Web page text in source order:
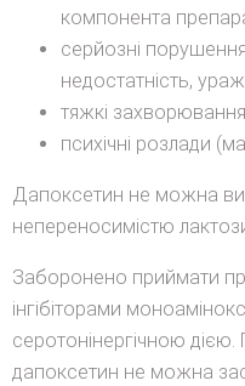
компонента
серйозні
недостатність,
тяжкі
психічні розлади
Дапоксетин не можна
непереносимістю
Заборонено приймати
інгібіторами
серотонінергічною дією.
дапоксетин не можна